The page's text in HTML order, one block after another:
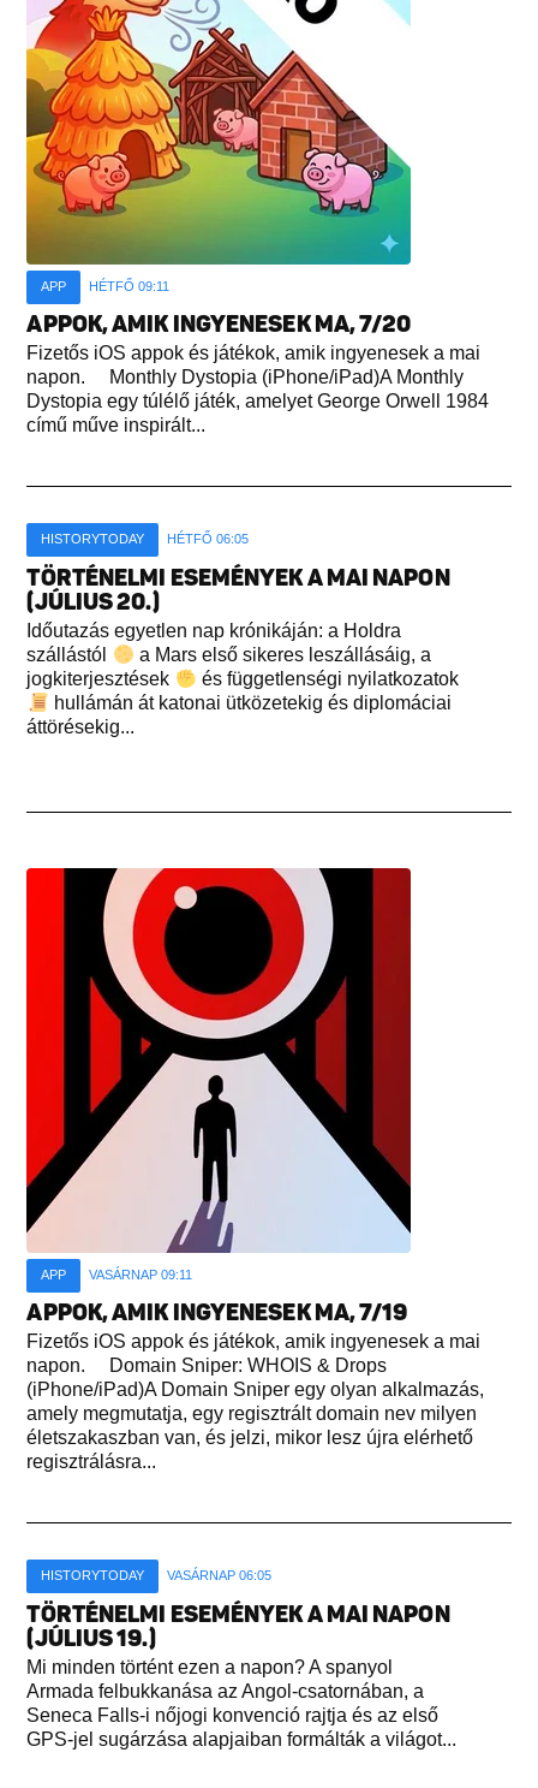
APP HÉTFŐ 09:11
APPOK, AMIK INGYENESEK MA, 7/20
Fizetős iOS appok és játékok, amik ingyenesek a mai
napon. Monthly Dystopia (iPhone/iPad)A Monthly
Dystopia egy túlélő játék, amelyet George Orwell 1984
című műve inspirált...
HISTORYTODAY HÉTFŐ 06:05
TÖRTÉNELMI ESEMÉNYEK A MAI NAPON
(JÚLIUS 20.)
Időutazás egyetlen nap krónikáján: a Holdra
szállástól
a Mars első sikeres leszállásáig, a
jogkiterjesztések
és függetlenségi nyilatkozatok
hullámán át katonai ütközetekig és diplomáciai
áttörésekig...
APP VASÁRNAP 09:11
APPOK, AMIK INGYENESEK MA, 7/19
Fizetős iOS appok és játékok, amik ingyenesek a mai
napon. Domain Sniper: WHOIS & Drops
(iPhone/iPad)A Domain Sniper egy olyan alkalmazás,
amely megmutatja, egy regisztrált domain nev milyen
életszakaszban van, és jelzi, mikor lesz újra elérhető
regisztrálásra...
HISTORYTODAY VASÁRNAP 06:05
TÖRTÉNELMI ESEMÉNYEK A MAI NAPON
(JÚLIUS 19.)
Mi minden történt ezen a napon? A spanyol
Armada felbukkanása az Angol-csatornában, a
Seneca Falls-i nőjogi konvenció rajtja és az első
GPS-jel sugárzása alapjaiban formálták a világot...